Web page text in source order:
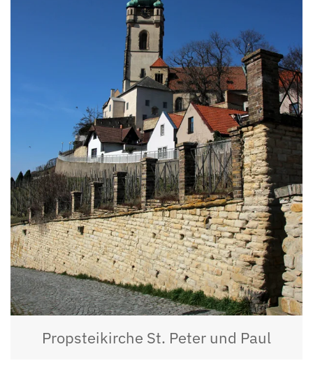
Propsteikirche St. Peter und Paul